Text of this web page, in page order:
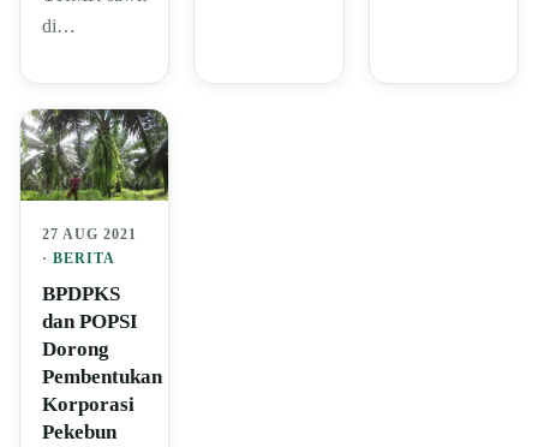
di…
27 AUG 2021
· BERITA
BPDPKS
dan POPSI
Dorong
Pembentukan
Korporasi
Pekebun